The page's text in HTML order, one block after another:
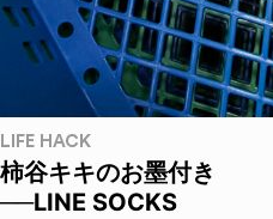
LIFE HACK
柿谷キキのお墨付き
──LINE SOCKS